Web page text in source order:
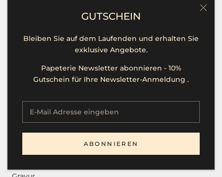
GUTSCHEIN
Bleiben Sie auf dem Laufenden und erhalten Sie
exklusive Angebote.
Papeterie Newsletter abonnieren - 10%
Gutschein für Ihre Newsletter-Anmeldung .
ABONNIEREN
Öffnungszeiten